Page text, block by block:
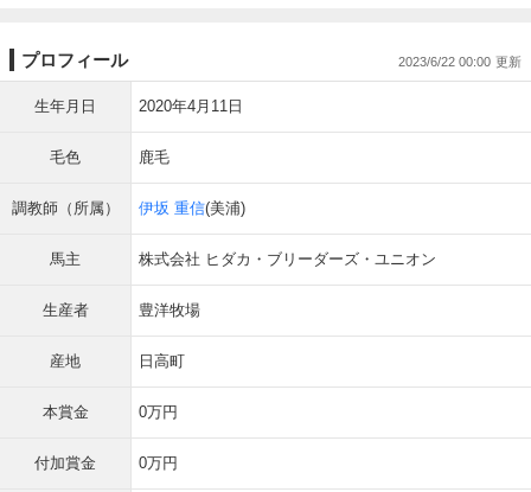
プロフィール 2023/6/22 00:00
生年月日 2020年4月11日
毛色 鹿毛
調教師（所属） 伊坂 重信(美浦)
馬主 株式会社 ヒダカ・ブリーダーズ・ユニオン
生産者 豊洋牧場
産地 日高町
本賞金 0万円
付加賞金 0万円